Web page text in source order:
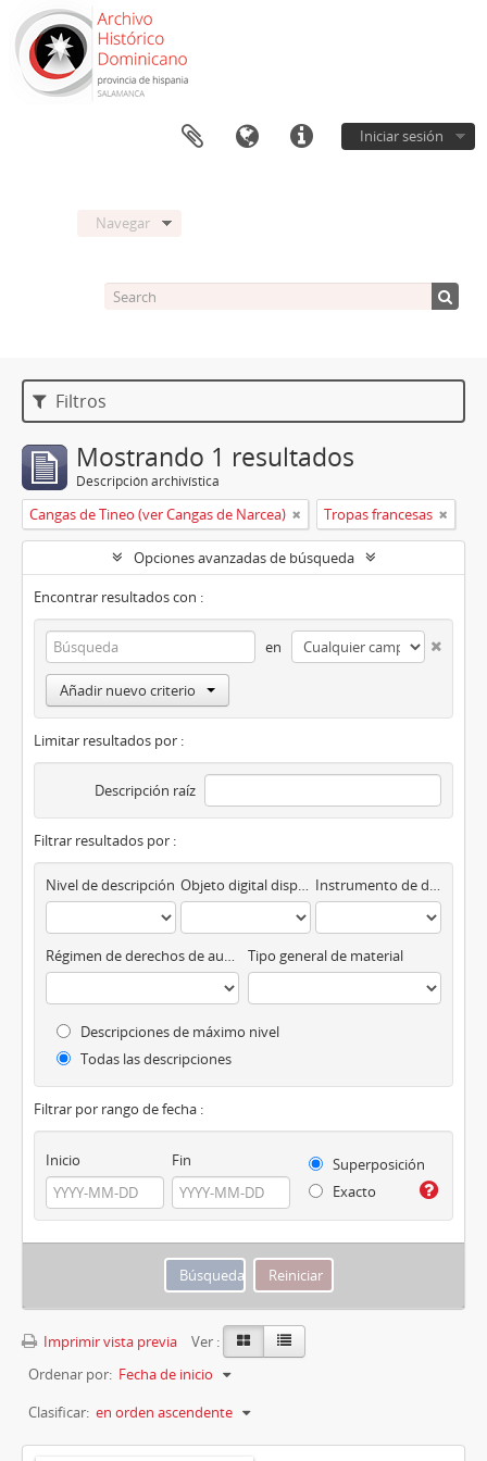
Iniciar sesión
Navegar
Filtros
Mostrando 1 resultados
Descripción archivística
Cangas de Tineo (ver Cangas de Narcea) Tropas francesas
Opciones avanzadas de búsqueda
Encontrar resultados con :
en
Añadir nuevo criterio
Limitar resultados por :
Descripción raíz
Filtrar resultados por :
Nivel de descripción Objeto digital disponibles Instrumento de descripción
Régimen de derechos de autor Tipo general de material
Descripciones de máximo nivel
Todas las descripciones
Filtrar por rango de fecha :
Inicio Fin
Superposición
Exacto
Imprimir vista previa
Ver :
Ordenar por: Fecha de inicio
Clasificar: en orden ascendente